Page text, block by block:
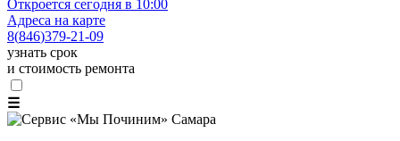
Откроется сегодня в 10:00
Адреса на карте
8(846)379-21-09
узнать срок
и стоимость ремонта
☰